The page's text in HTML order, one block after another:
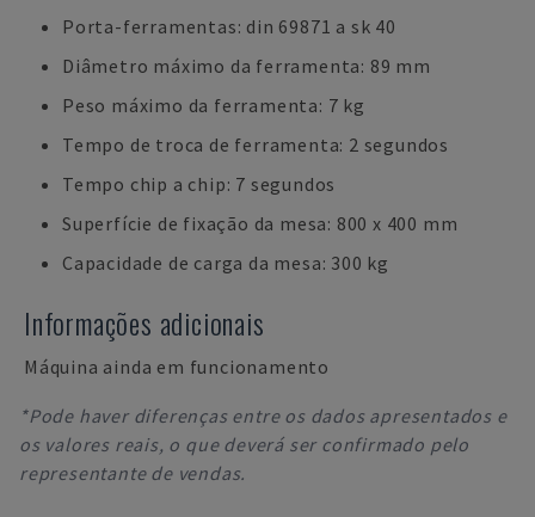
Porta-ferramentas: din 69871 a sk 40
Diâmetro máximo da ferramenta: 89 mm
Peso máximo da ferramenta: 7 kg
Tempo de troca de ferramenta: 2 segundos
Tempo chip a chip: 7 segundos
Superfície de fixação da mesa: 800 x 400 mm
Capacidade de carga da mesa: 300 kg
Informações adicionais
Máquina ainda em funcionamento
*Pode haver diferenças entre os dados apresentados e
os valores reais, o que deverá ser confirmado pelo
representante de vendas.